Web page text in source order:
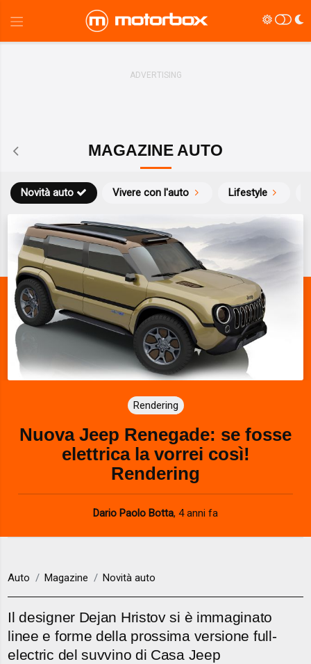
MAGAZINE AUTO
Novità auto Vivere con l'auto Lifestyle
Rendering
Nuova Jeep Renegade: se fosse
elettrica la vorrei così!
Rendering
Dario Paolo Botta, 4 anni fa
Auto Magazine Novità auto
Il designer Dejan Hristov si è immaginato
linee e forme della prossima versione full-
electric del suvvino di Casa Jeep